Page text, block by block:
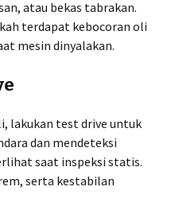
atau bekas tabrakan.
terdapat kebocoran oli
mesin dinyalakan.
lakukan test drive untuk
dan mendeteksi
saat inspeksi statis.
serta kestabilan